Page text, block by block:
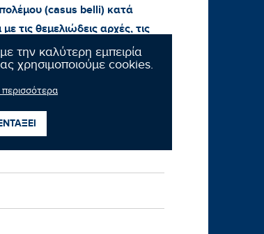
την καλύτερη εμπειρία
χρησιμοποιούμε cookies.
(casus belli) κατά
τις θεμελιώδεις αρχές, τις
χώρας στην Ευρωπαϊκή
κυρώσει εις βάρος της
της πολιτική κατά της